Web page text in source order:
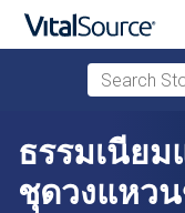
Skip to main content
Search
ธรรมเนียม
ชุดวงแหว